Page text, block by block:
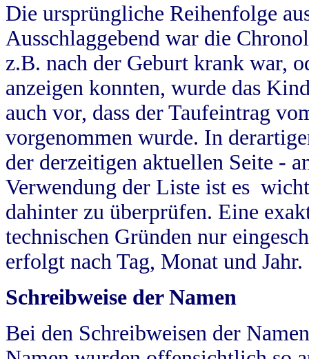
Die ursprüngliche Reihenfolge
Ausschlaggebend war die
z.B. nach der Geburt krank war,
anzeigen konnten, wurde das
auch vor, dass der Taufeintrag
vorgenommen wurde. In
der derzeitigen aktuellen Seite -
Verwendung der Liste ist es
dahinter zu überprüfen. Eine
technischen Gründen nur
erfolgt nach Tag, Monat und Jahr.
Schreibweise der Namen
Bei den Schreibweisen der